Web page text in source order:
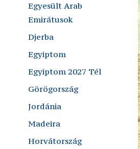
Egyesült Arab
Emirátusok
Djerba
Egyiptom
Egyiptom 2027 Tél
Görögország
Jordánia
Madeira
Horvátország